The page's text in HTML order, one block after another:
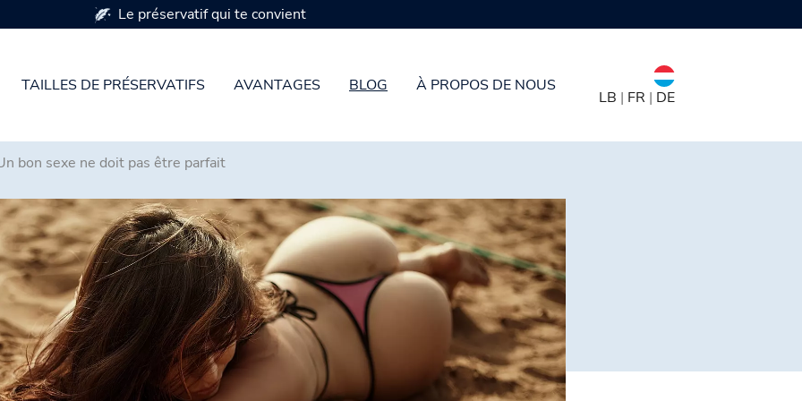
TAILLES DE PRÉSERVATIFS AVANTAGES BLOG À PROPOS DE NOUS
LB | FR | DE
Disponible en 7 tailles de préservatifs
bon sexe ne doit pas être parfait